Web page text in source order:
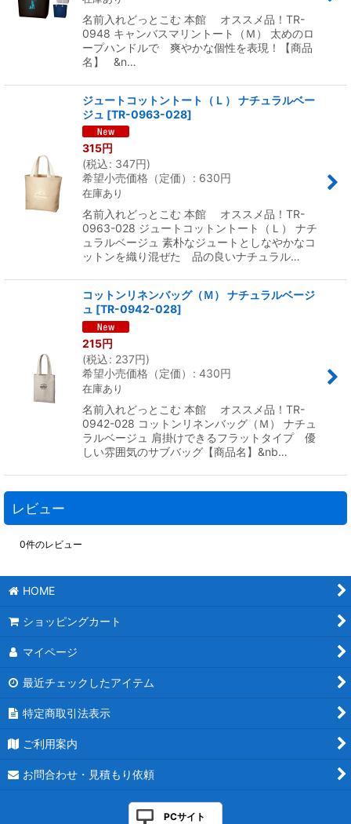
名前入れどっとこむ 本館 オススメ品！TR-
0948 キャンバスマリントート（Ｍ） 太めのロ
ープハンドルで 爽やかな個性を表現！【商品
名】 &n…
ジュートコットントート（Ｌ） ナチュラルベー
ジュ [TR-0963-028]
315円
(税込: 347円)
希望小売価格（定価）
: 630円
在庫あり
名前入れどっとこむ 本館 オススメ品！TR-
0963-028 ジュートコットントート（Ｌ） ナチ
ュラルベージュ 素朴なジュートとしなやかなコ
ットンを織り混ぜた 品の良いナチュラル…
コットンリネンバッグ（Ｍ） ナチュラルベージ
ュ [TR-0942-028]
215円
(税込: 237円)
希望小売価格（定価）
: 430円
在庫あり
名前入れどっとこむ 本館 オススメ品！TR-
0942-028 コットンリネンバッグ（Ｍ） ナチュ
ラルベージュ 肩掛けできるフラットタイプ 優
しい雰囲気のサブバッグ【商品名】&nb…
レビュー
0件のレビュー
HOME
ショッピングカート
マイページ
最近チェックしたアイテム
特定商取引法表示
ご利用案内
お問合わせ・見積もり依頼
PCサイト